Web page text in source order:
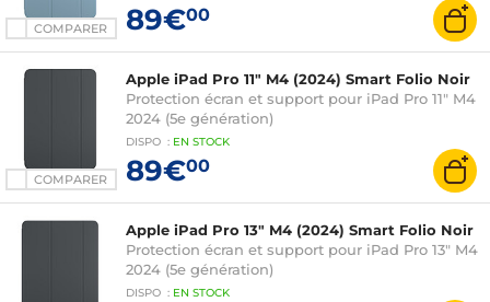
COMPARER 89€00
COMPARER
Apple iPad Pro 11" M4 (2024) Smart Folio Noir
Protection écran et support pour iPad Pro 11" M4
2024 (5e génération)
DISPO : EN STOCK
89€00
Apple iPad Pro 13" M4 (2024) Smart Folio Noir
Protection écran et support pour iPad Pro 13" M4
2024 (5e génération)
DISPO : EN STOCK